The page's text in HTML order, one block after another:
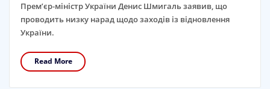
Прем’єр-міністр України Денис Шмигаль заявив, що
проводить низку нарад щодо заходів із відновлення
України.
Read More